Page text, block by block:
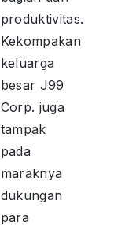
produktivitas.
Kekompakan
keluarga
besar J99
Corp. juga
tampak
pada
maraknya
dukungan
para